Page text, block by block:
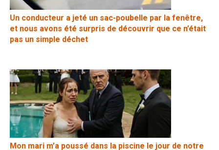
Un conducteur a jeté un sac-poubelle par la fenêtre,
et nous avons été surpris de découvrir que ce n’était
pas un simple déchet
Mon mari m’a poussé dans la piscine le jour de notre